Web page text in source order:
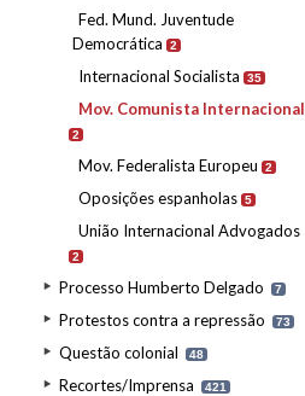
Fed. Mund. Juventude
Democrática
2
Internacional Socialista 35
Mov. Comunista Internacional
2
Mov. Federalista Europeu 2
Oposições espanholas 5
União Internacional Advogados
2
Processo Humberto Delgado 7
Protestos contra a repressão 73
Questão colonial 48
Recortes/Imprensa 421